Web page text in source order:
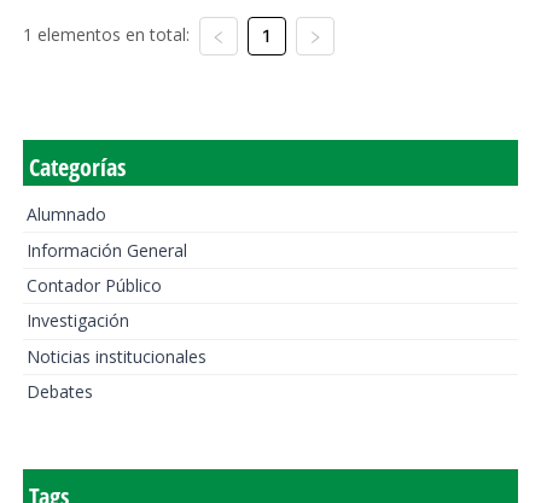
1 elementos en total: 1
Categorías
Alumnado
Información General
Contador Público
Investigación
Noticias institucionales
Debates